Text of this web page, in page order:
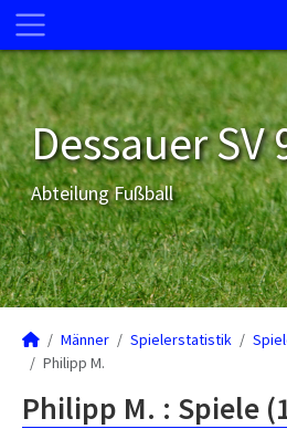
Dessauer SV
Abteilung Fußball
Männer Spielerstatistik
Philipp M.
Philipp M. : Spiele